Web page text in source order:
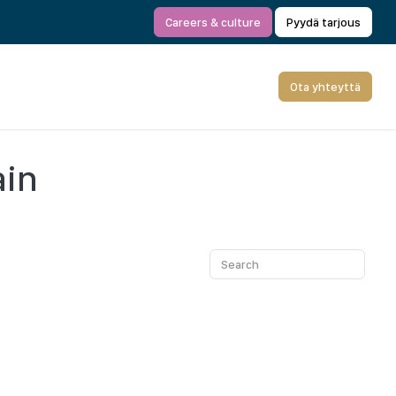
Careers & culture Pyydä tarjous
Ota yhteyttä